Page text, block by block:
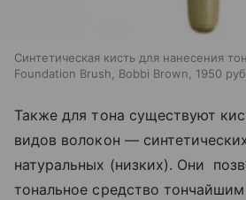
Синтетическая кисть для нанесения
Foundation Brush, Bobbi Brown, 1950
Также для тона существуют
видов волокон —
натуральных (низких). Они
тональное средство